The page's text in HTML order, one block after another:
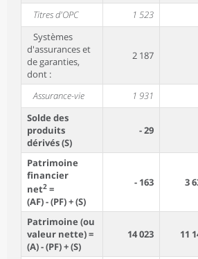
Titres d'OPC 1 523
Systèmes
d'assurances et
de garanties,
dont :
2 187
Assurance-vie 1 931
Solde des
produits
dérivés (S)
- 29
Patrimoine
financier
net2 =
(AF) - (PF) + (S)
- 163 3
Patrimoine (ou
valeur nette) =
(A) - (PF) + (S)
14 023 11